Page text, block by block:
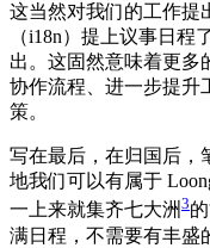
这当然对我们的工作提
（i18n）提上议事日
出。这固然意味着更多
协作流程、进一步提升
策。
写在最后，在归国后，
地我们可以有属于
一上来就集齐七大洲 3
满日程，不需要有丰盛